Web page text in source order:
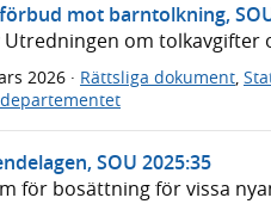
mot barntolkning,
Utredningen om
2026 · Rättsliga dokument,
SOU 2025:35
för bosättning för vissa